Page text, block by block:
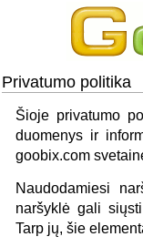
Privatumo politika
Šioje privatumo
duomenys ir
goobix.com
Naudodamiesi
naršyklė gali
Tarp jų, šie